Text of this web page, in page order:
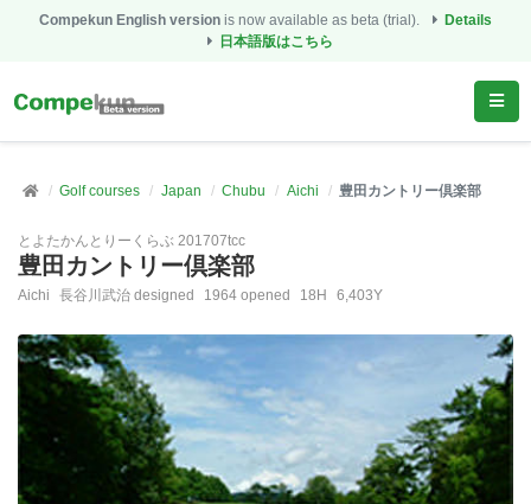
Compekun English version is now available as beta (trial).
Details
日本語版はこちら
Golf courses Japan Chubu Aichi 豊田カントリー倶楽部
とよたかんとりーくらぶ 201707tcc
豊田カントリー倶楽部
Aichi 長谷川武治 designed 1964 opened 18H 6,403Y